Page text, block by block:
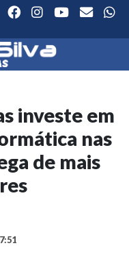
investe em
nas
de mais